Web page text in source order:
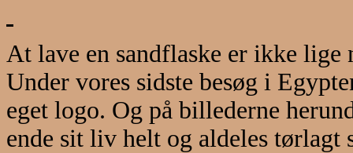
At lave en sandflaske er ikke lige
Under vores sidste besøg i
eget logo. Og på billederne
ende sit liv helt og aldeles tørlagt